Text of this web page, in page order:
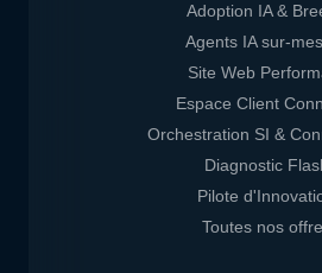
Adoption IA &
Agents IA sur-
Site Web
Espace Client
Orchestration SI &
Diagnostic
Pilote
Toutes nos